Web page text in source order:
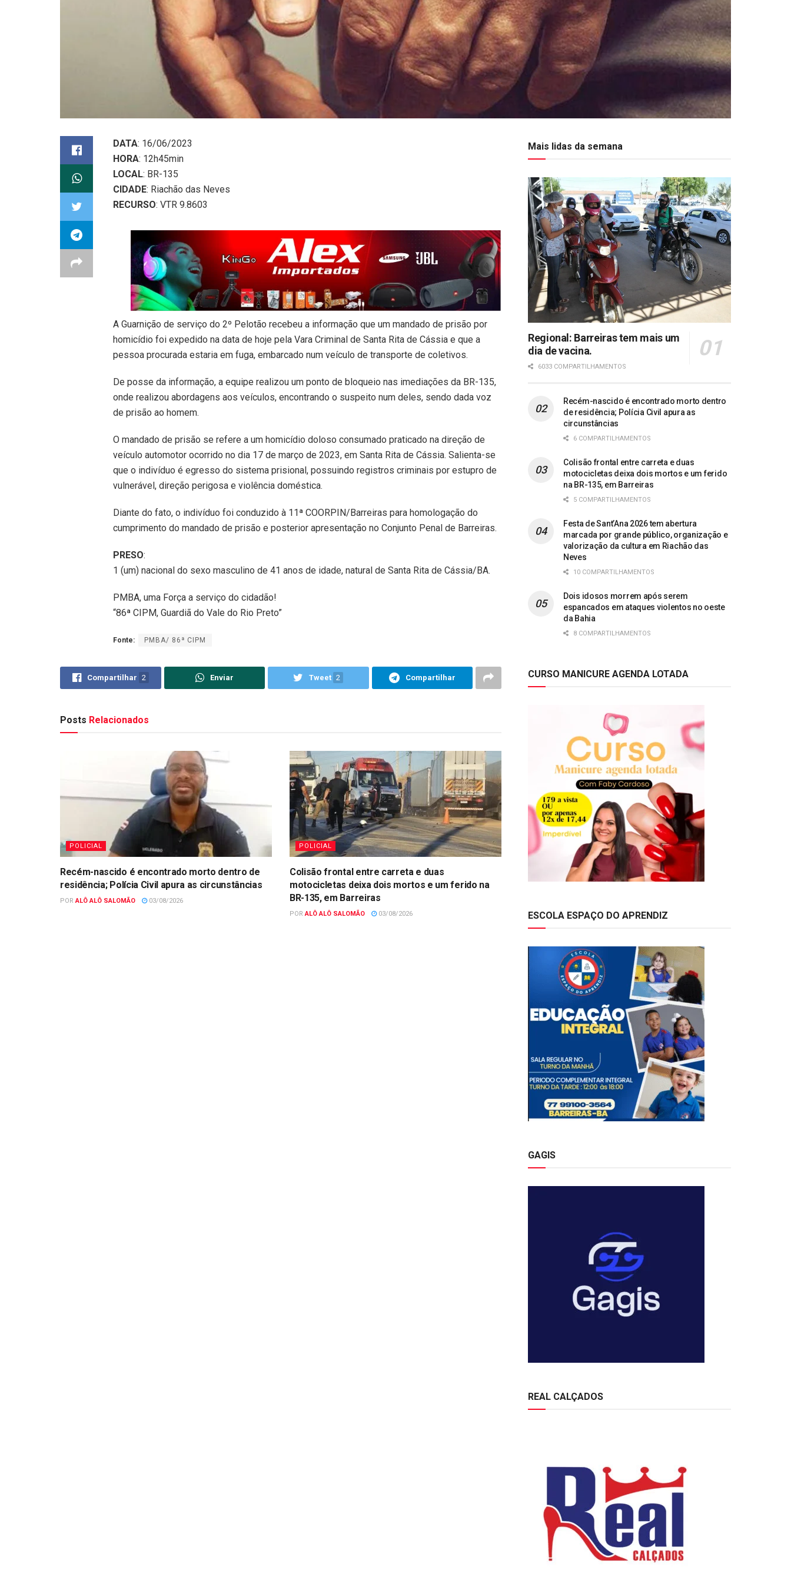
DATA: 16/06/2023
HORA: 12h45min
LOCAL: BR-135
CIDADE: Riachão das Neves
RECURSO: VTR 9.8603
A Guarnição de serviço do 2º Pelotão recebeu a informação que um mandado de prisão por
homicídio foi expedido na data de hoje pela Vara Criminal de Santa Rita de Cássia e que a
pessoa procurada estaria em fuga, embarcado num veículo de transporte de coletivos.
De posse da informação, a equipe realizou um ponto de bloqueio nas imediações da BR-135,
onde realizou abordagens aos veículos, encontrando o suspeito num deles, sendo dada voz
de prisão ao homem.
O mandado de prisão se refere a um homicídio doloso consumado praticado na direção de
veículo automotor ocorrido no dia 17 de março de 2023, em Santa Rita de Cássia. Salienta-se
que o indivíduo é egresso do sistema prisional, possuindo registros criminais por estupro de
vulnerável, direção perigosa e violência doméstica.
Diante do fato, o indivíduo foi conduzido à 11ª COORPIN/Barreiras para homologação do
cumprimento do mandado de prisão e posterior apresentação no Conjunto Penal de Barreiras.
PRESO:
1 (um) nacional do sexo masculino de 41 anos de idade, natural de Santa Rita de Cássia/BA.
PMBA, uma Força a serviço do cidadão!
“86ª CIPM, Guardiã do Vale do Rio Preto”
Fonte: PMBA/ 86ª CIPM
Compartilhar 2 Enviar Tweet 2 Compartilhar
Posts Relacionados
POLICIAL
Recém-nascido é encontrado morto dentro de
residência; Polícia Civil apura as circunstâncias
POR ALÔ ALÔ SALOMÃO 03/08/2026
POLICIAL
Colisão frontal entre carreta e duas
motocicletas deixa dois mortos e um ferido na
BR-135, em Barreiras
POR ALÔ ALÔ SALOMÃO 03/08/2026
Mais lidas da semana
Regional: Barreiras tem mais um
dia de vacina.
6033 COMPARTILHAMENTOS
Recém-nascido é encontrado morto dentro
de residência; Polícia Civil apura as
circunstâncias
6 COMPARTILHAMENTOS
Colisão frontal entre carreta e duas
motocicletas deixa dois mortos e um ferido
na BR-135, em Barreiras
5 COMPARTILHAMENTOS
Festa de Sant’Ana 2026 tem abertura
marcada por grande público, organização e
valorização da cultura em Riachão das
Neves
10 COMPARTILHAMENTOS
Dois idosos morrem após serem
espancados em ataques violentos no oeste
da Bahia
8 COMPARTILHAMENTOS
CURSO MANICURE AGENDA LOTADA
ESCOLA ESPAÇO DO APRENDIZ
GAGIS
REAL CALÇADOS